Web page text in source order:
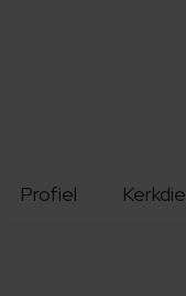
Profiel